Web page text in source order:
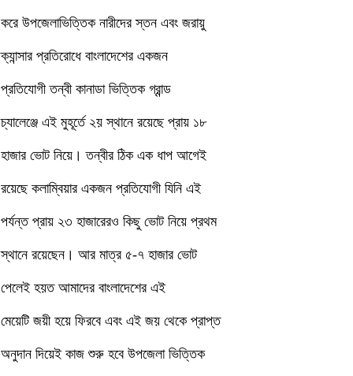
করে উপজেলাভিত্তিক নারীদের স্তন এবং জরায়ু
ক্যান্সার প্রতিরোধে বাংলাদেশের একজন
প্রতিযোগী তন্বী কানাডা ভিত্তিক গ্রান্ড
চ্যালেঞ্জে এই মুহূর্তে ২য় স্থানে রয়েছে প্রায় ১৮
হাজার ভোট নিয়ে। তন্বীর ঠিক এক ধাপ আগেই
রয়েছে কলাম্বিয়ার একজন প্রতিযোগী যিনি এই
পর্যন্ত প্রায় ২৩ হাজারেরও কিছু ভোট নিয়ে প্রথম
স্থানে রয়েছেন। আর মাত্র ৫-৭ হাজার ভোট
পেলেই হয়ত আমাদের বাংলাদেশের এই
মেয়েটি জয়ী হয়ে ফিরবে এবং এই জয় থেকে প্রাপ্ত
অনুদান দিয়েই কাজ শুরু হবে উপজেলা ভিত্তিক